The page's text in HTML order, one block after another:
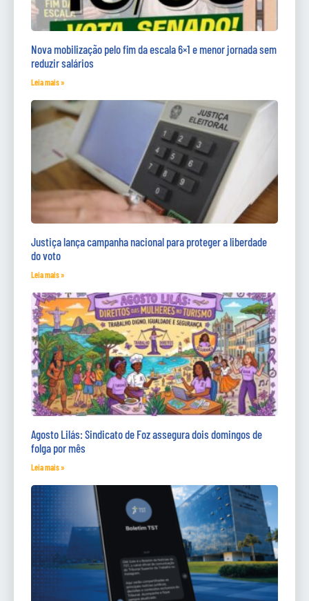
Nova mobilização pelo fim da escala 6×1 e menor jornada sem
reduzir salários
Leia mais »
Justiça lança campanha nacional para proteger a liberdade
do voto
Leia mais »
Agosto Lilás: Sindicato de Foz assegura dois domingos de
folga por mês
Leia mais »